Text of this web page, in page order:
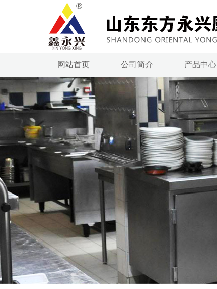
网站首页 公司简介 产品中心